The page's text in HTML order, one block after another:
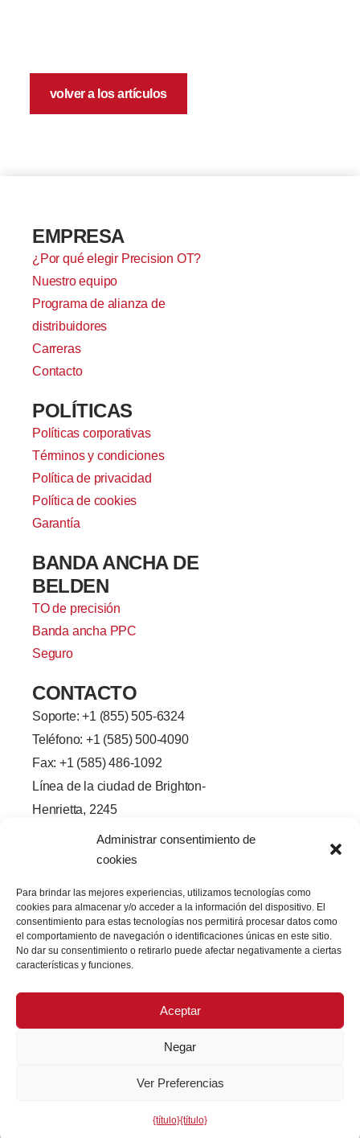
Administrar consentimiento de
cookies
Para brindar las mejores experiencias, utilizamos tecnologías como
cookies para almacenar y/o acceder a la información del dispositivo. El
consentimiento para estas tecnologías nos permitirá procesar datos como
el comportamiento de navegación o identificaciones únicas en este sitio.
No dar su consentimiento o retirarlo puede afectar negativamente a ciertas
características y funciones.
Aceptar
Negar
Ver Preferencias
{título}{título}
volver a los artículos
EMPRESA
¿Por qué elegir Precision OT?
Nuestro equipo
Programa de alianza de
distribuidores
Carreras
Contacto
POLÍTICAS
Políticas corporativas
Términos y condiciones
Política de privacidad
Política de cookies
Garantía
BANDA ANCHA DE
BELDEN
TO de precisión
Banda ancha PPC
Seguro
CONTACTO
Soporte: +1 (855) 505-6324
Teléfono: +1 (585) 500-4090
Fax: +1 (585) 486-1092
Línea de la ciudad de Brighton-
Henrietta, 2245
Rochester, Nueva York 14623
e
b
o
o
k
-
f
e
d
I
n
o
e
o
T
u
b
e
los derechos reservados